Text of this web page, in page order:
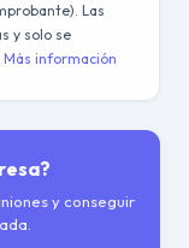
Las
y solo se
Más información
y conseguir